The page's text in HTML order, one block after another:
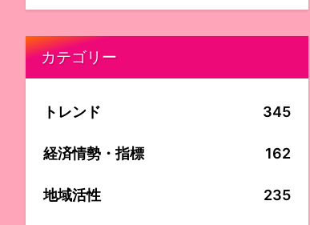
カテゴリー
トレンド 345
経済情勢・指標 162
地域活性 235